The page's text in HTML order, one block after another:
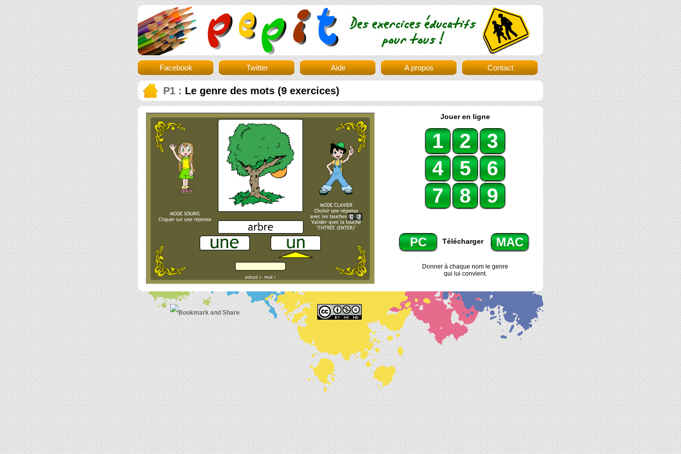
Facebook Twitter Aide A propos Contact
P1 : Le genre des mots (9 exercices)
Jouer en ligne
1 2
3
4
5
6
7
8 9
PC Télécharger MAC
Donner à chaque nom le genre
qui lui convient.